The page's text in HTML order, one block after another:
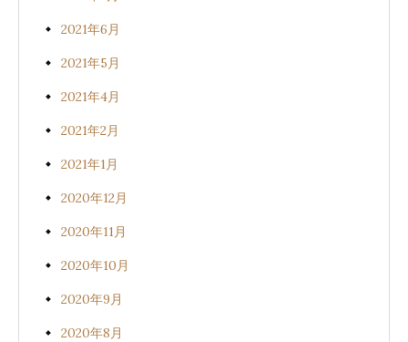
2021年6月
2021年5月
2021年4月
2021年2月
2021年1月
2020年12月
2020年11月
2020年10月
2020年9月
2020年8月